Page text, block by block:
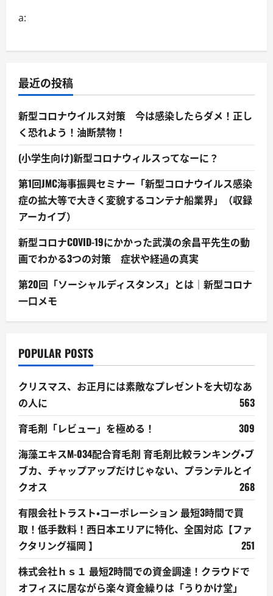
a:
最近の投稿
新型コロナウイルス対策 今は感染したらダメ！正し
く恐れよう！油断禁物！
(小学生向け)新型コロナウィルスってなーに？
第1回JMC海事振興セミナー「新型コロナウイルス感染
症の拡大等で大きく変貌するコンテナ船業界」（収録
アーカイブ）
新型コロナCOVID-19にかかった武漢の余昌平先生の動
画でわかる3つの対策 症状や経過の真実
第20回「ソーシャルディスタンス」とは｜新型コロナ
一口メモ
POPULAR POSTS
クリスマス、お正月には素敵なプレゼントを大切なあ
の人に
563
育毛剤「レビュー」を極める！
309
海藻エキスM-034配合育毛剤 育毛剤比較ランキング・ブ
ブカ、チャップアップだけじゃない、プランテルとイ
クオス
268
有限会社トラスト・コーポレーション 最短3時間で買
取！低手数料！西日本エリアに特化、全国対応【ファ
クタリング福岡 】
251
株式会社ｈｓ１ 最短2時間での資金調達！クラウドで
オフィスに居ながら楽々資金繰りは「うりかけ堂」